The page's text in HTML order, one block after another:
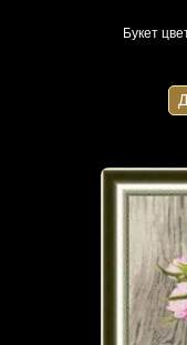
Букет